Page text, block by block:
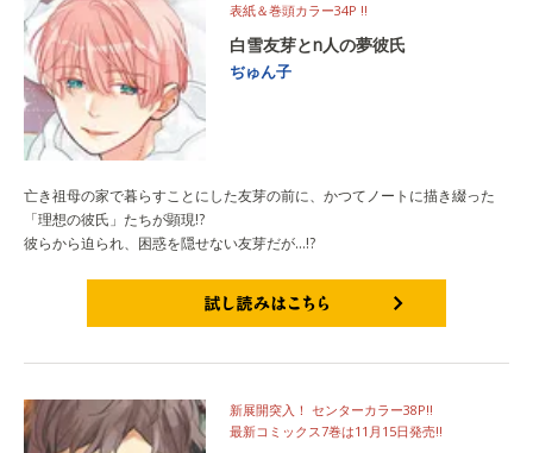
表紙＆巻頭カラー34P !!
白雪友芽とn人の夢彼氏
ぢゅん子
亡き祖母の家で暮らすことにした友芽の前に、かつてノートに描き綴った
「理想の彼氏」たちが顕現!?
彼らから迫られ、困惑を隠せない友芽だが...!?
新展開突入！ センターカラー38P!!
最新コミックス7巻は11月15日発売!!